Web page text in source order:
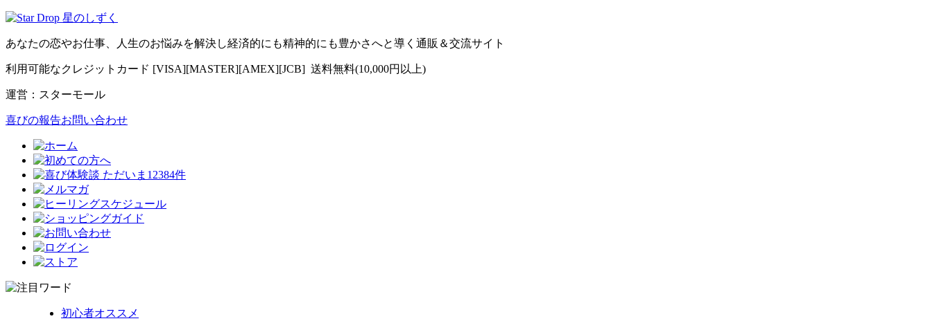
あなたの恋やお仕事、人生のお悩みを解決し経済的にも精神的にも豊かさへと導く通販＆交流サイト
利用可能なクレジットカード [VISA][MASTER][AMEX][JCB] 送料無料(10,000円以上)
運営：スターモール
喜びの報告お問い合わせ
ただいま12384件
初心者オススメ